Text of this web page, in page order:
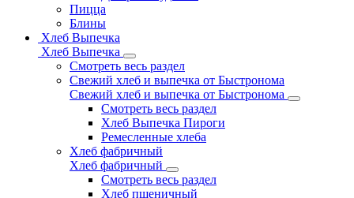
Пицца
Блины
Хлеб Выпечка
Хлеб Выпечка
Смотреть весь раздел
Свежий хлеб и выпечка от Быстронома
Свежий хлеб и выпечка от Быстронома
Смотреть весь раздел
Хлеб Выпечка Пироги
Ремесленные хлеба
Хлеб фабричный
Хлеб фабричный
Смотреть весь раздел
Хлеб пшеничный